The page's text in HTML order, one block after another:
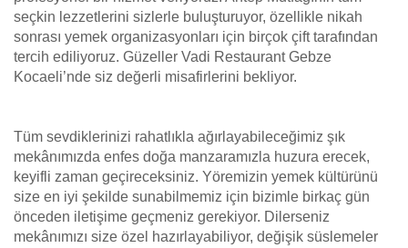
seçkin lezzetlerini sizlerle buluşturuyor, özellikle nikah
sonrası yemek organizasyonları için birçok çift tarafından
tercih ediliyoruz. Güzeller Vadi Restaurant Gebze
Kocaeli’nde siz değerli misafirlerini bekliyor.
Tüm sevdiklerinizi rahatlıkla ağırlayabileceğimiz şık
mekânımızda enfes doğa manzaramızla huzura erecek,
keyifli zaman geçireceksiniz. Yöremizin yemek kültürünü
size en iyi şekilde sunabilmemiz için bizimle birkaç gün
önceden iletişime geçmeniz gerekiyor. Dilerseniz
mekânımızı size özel hazırlayabiliyor, değişik süslemeler